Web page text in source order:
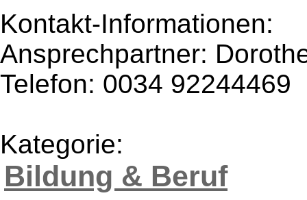
Kontakt-Informationen:
Ansprechpartner:
Telefon: 0034 92244469
Kategorie:
Bildung & Beruf